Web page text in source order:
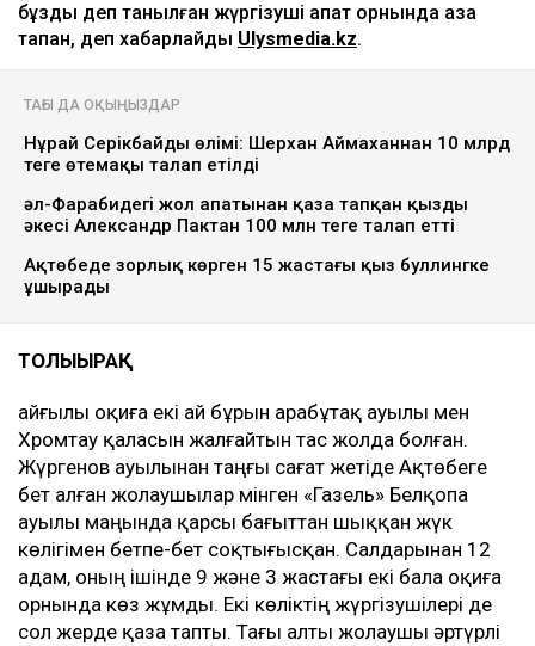
бұзды деп танылған жүргізуші апат орнында қаза
тапқан, деп хабарлайды Ulysmedia.kz.
ТАҒЫ ДА ОҚЫҢЫЗДАР
Нұрай Серікбайдың өлімі: Шерхан Аймаханнан 10 млрд
теңге өтемақы талап етілді
әл-Фарабидегі жол апатынан қаза тапқан қыздың
әкесі Александр Пактан 100 млн теңге талап етті
Ақтөбеде зорлық көрген 15 жастағы қыз буллингке
ұшырады
ТОЛЫҒЫРАҚ
Қайғылы оқиға екі ай бұрын Қарабұтақ ауылы мен
Хромтау қаласын жалғайтын тас жолда болған.
Жүргенов ауылынан таңғы сағат жетіде Ақтөбеге
бет алған жолаушылар мінген «Газель» Белқопа
ауылы маңында қарсы бағыттан шыққан жүк
көлігімен бетпе-бет соқтығысқан. Салдарынан 12
адам, оның ішінде 9 және 3 жастағы екі бала оқиға
орнында көз жұмды. Екі көліктің жүргізушілері де
сол жерде қаза тапты. Тағы алты жолаушы әртүрлі